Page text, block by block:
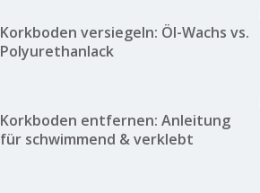
Korkboden versiegeln: Öl-Wachs vs.
Polyurethanlack
Korkboden entfernen: Anleitung
für schwimmend & verklebt